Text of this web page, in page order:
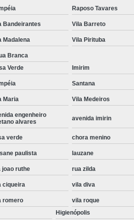
Instalação de
Instalação
Instalação
Instalar
Instalação Lava
Instalação
Raposo Tavares
Bandeirantes Vila Barreto
Madalena Vila Pirituba
Branca
Verde Imirim
Santana
Maria Vila Medeiros
engenheiro
alvares
avenida imirin
verde chora menino
paulista lauzane
joao ruthe rua zilda
ciqueira vila diva
romero vila roque
Higienópolis